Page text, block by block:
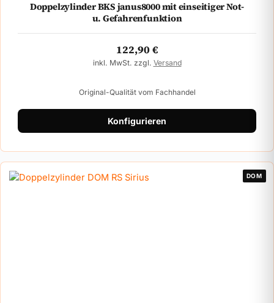
Doppelzylinder BKS janus8000 mit einseitiger Not-
u. Gefahrenfunktion
122,90€
inkl. MwSt. zzgl. Versand
Original-Qualität vom Fachhandel
Konfigurieren
DOM